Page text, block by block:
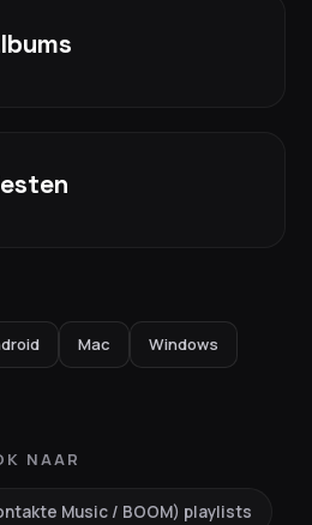
Mac Windows
NAAR
Music / BOOM) playlists